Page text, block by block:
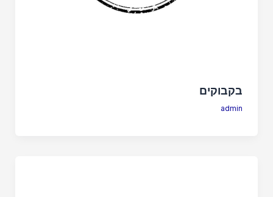
בקבוקים
admin